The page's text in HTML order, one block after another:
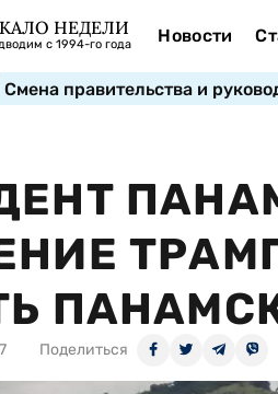
НЕДЕЛИ
с 1994-го года Новости
Смена правительства и
Поделиться